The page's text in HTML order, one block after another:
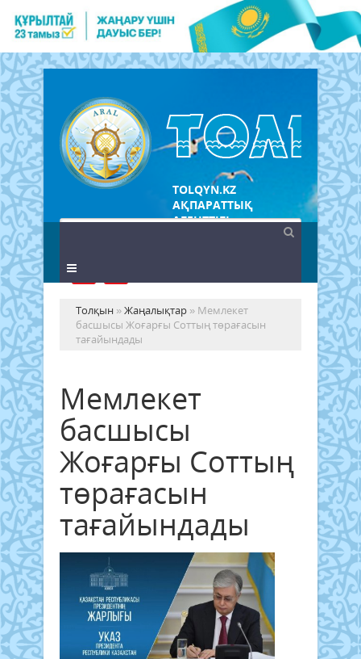
TOLQYN.KZ
АҚПАРАТТЫҚ
АГЕНТТІГІ
Толқын »Жаңалықтар » Мемлекет
басшысы Жоғарғы Соттың төрағасын
тағайындады
Мемлекет
басшысы
Жоғарғы Соттың
төрағасын
тағайындады